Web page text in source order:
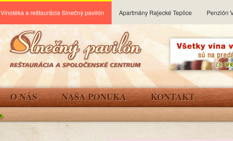
Vinotéka a reštaurácia Slnečný pavilón Apartmány Rajecké Teplice Penzión
O NÁS NAŠA PONUKA KONTAKT